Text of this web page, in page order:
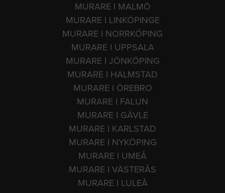
MURARE I MALMÖ
MURARE I LINKÖPINGE
MURARE I NORRKÖPING
MURARE I UPPSALA
MURARE I JÖNKÖPING
MURARE I HALMSTAD
MURARE I ÖREBRO
MURARE I FALUN
MURARE I GÄVLE
MURARE I KARLSTAD
MURARE I NYKÖPING
MURARE I UMEÅ
MURARE I VÄSTERÅS
MURARE I LULEÅ